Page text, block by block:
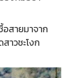
สายมาจาก
าวชะโงก